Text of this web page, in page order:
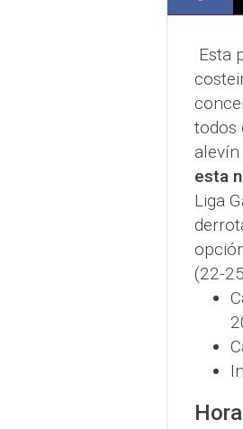
Esta
todos
esta
Liga
(22-